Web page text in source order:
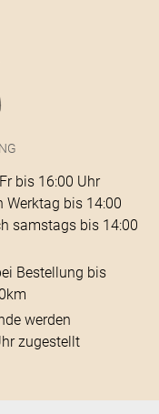
bis 16:00 Uhr
Werktag bis 14:00
samstags bis 14:00
Bestellung bis
werden
zugestellt